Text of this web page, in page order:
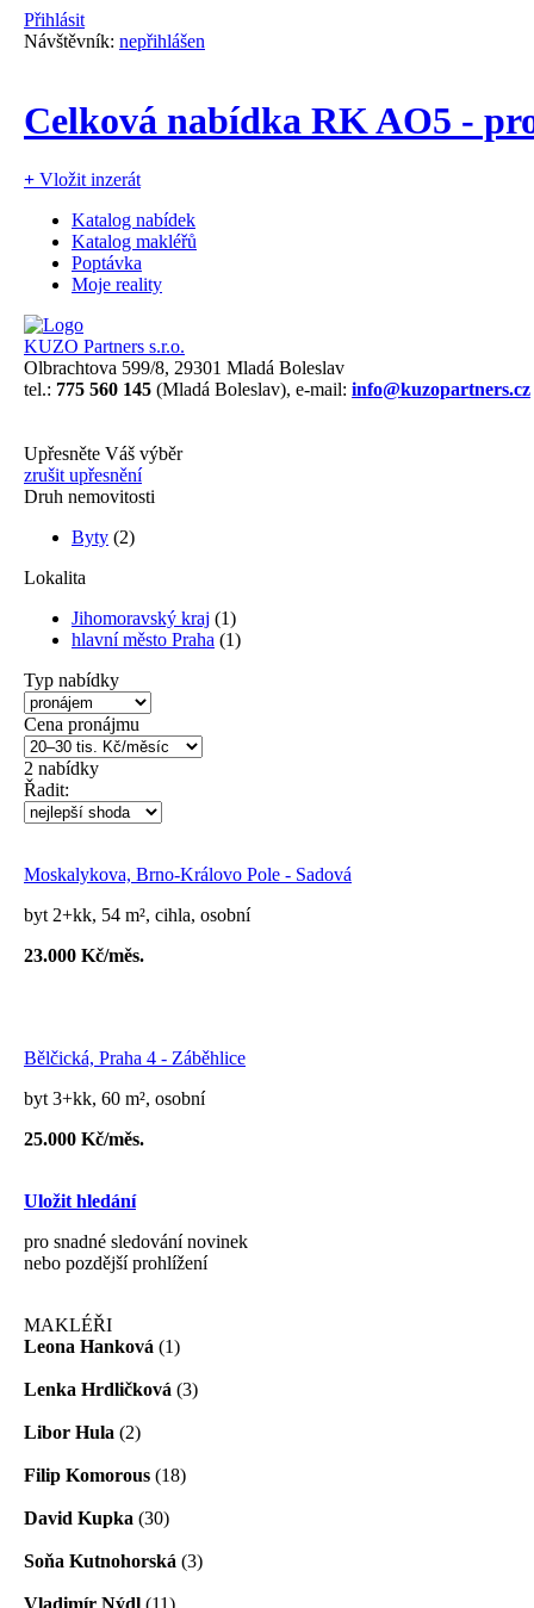
Přihlásit
Návštěvník: nepřihlášen
Celková nabídka RK AO5 -
+ Vložit inzerát
Katalog nabídek
Katalog makléřů
Poptávka
Moje reality
KUZO Partners s.r.o.
Olbrachtova 599/8, 29301 Mladá Boleslav
tel.: 775 560 145 (Mladá Boleslav), e-mail: info@kuzopartners.cz
Upřesněte Váš výběr
zrušit upřesnění
Druh nemovitosti
Byty (2)
Lokalita
Jihomoravský kraj (1)
hlavní město Praha (1)
Typ nabídky
Cena pronájmu
2 nabídky
Řadit:
Moskalykova, Brno-Královo Pole - Sadová
byt 2+kk, 54 m², cihla, osobní
23.000 Kč/měs.
Bělčická, Praha 4 - Záběhlice
byt 3+kk, 60 m², osobní
25.000 Kč/měs.
Uložit hledání
pro snadné sledování novinek
nebo pozdější prohlížení
MAKLÉŘI
Leona Hanková (1)
Lenka Hrdličková (3)
Libor Hula (2)
Filip Komorous (18)
David Kupka (30)
Soňa Kutnohorská (3)
Vladimír Nýdl (11)